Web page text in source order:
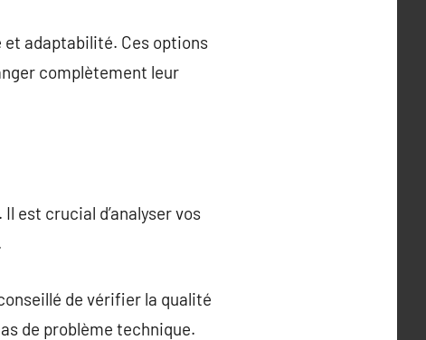
adaptabilité. Ces options
complètement leur
est crucial d’analyser vos
de vérifier la qualité
de problème technique.